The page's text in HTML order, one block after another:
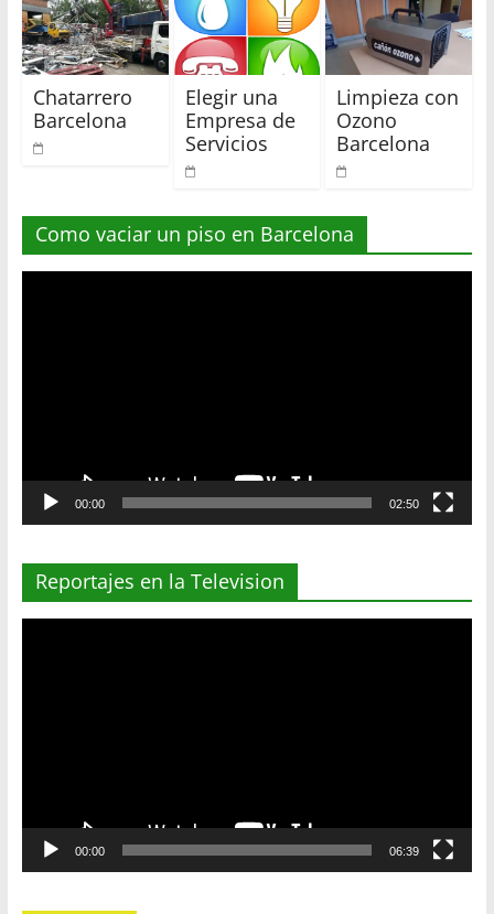
Chatarrero
Barcelona
Elegir una
Empresa de
Servicios
Limpieza con
Ozono
Barcelona
Como vaciar un piso en Barcelona
00:00 02:50
Reportajes en la Television
00:00 06:39